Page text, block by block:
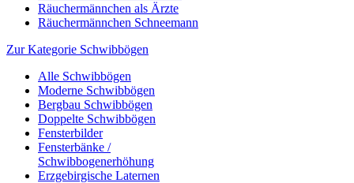
Räuchermännchen als Ärzte
Räuchermännchen Schneemann
Zur Kategorie Schwibbögen
Alle Schwibbögen
Moderne Schwibbögen
Bergbau Schwibbögen
Doppelte Schwibbögen
Fensterbilder
Fensterbänke /
Schwibbogenerhöhung
Erzgebirgische Laternen